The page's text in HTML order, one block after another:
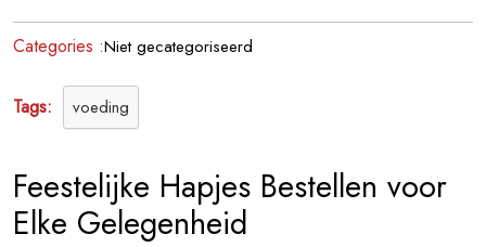
Categories :Niet gecategoriseerd
Tags: voeding
Feestelijke Hapjes Bestellen voor
Elke Gelegenheid